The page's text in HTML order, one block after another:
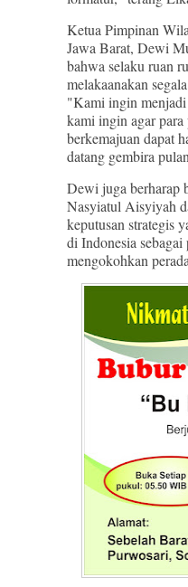
Ketua Pimpinan
Jawa Barat, Dewi
bahwa selaku ruan
melakaanakan
"Kami ingin
kami ingin agar para
berkemajuan dapat
datang gembira
Dewi juga berharap
Nasyiatul Aisyiyah
keputusan strategis
di Indonesia sebagai
mengokohkan